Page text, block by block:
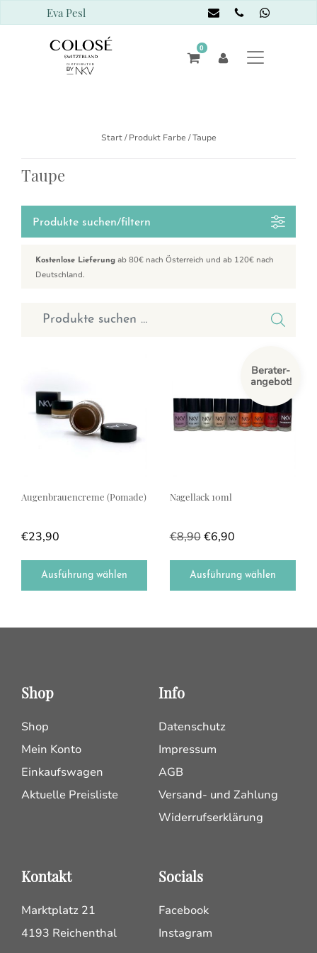
Eva Pesl
0
Start/ Produkt Farbe / Taupe
Taupe
Produkte suchen/filtern
Kostenlose Lieferung ab 80€ nach Österreich und ab 120€ nach
Deutschland.
Suchen nach:
Augenbrauencreme (Pomade)
€23,90
Ausführung wählen
Berater-
angebot!
Nagellack 10ml
€8,90 €6,90
Ausführung wählen
Shop
Shop
Mein Konto
Einkaufswagen
Aktuelle Preisliste
Info
Datenschutz
Impressum
AGB
Versand- und Zahlung
Widerrufserklärung
Kontakt
Marktplatz 21
4193 Reichenthal
Socials
Facebook
Instagram